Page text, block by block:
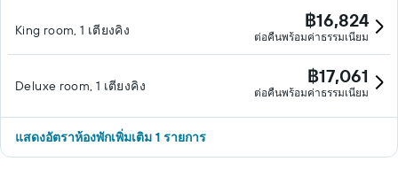
King room, 1 เตียงคิง ฿16,824
ต่อคืนพร้อมค่าธรรมเนียม
Deluxe room, 1 เตียงคิง ฿17,061
ต่อคืนพร้อมค่าธรรมเนียม
แสดงอัตราห้องพักเพิ่มเติม 1 รายการ